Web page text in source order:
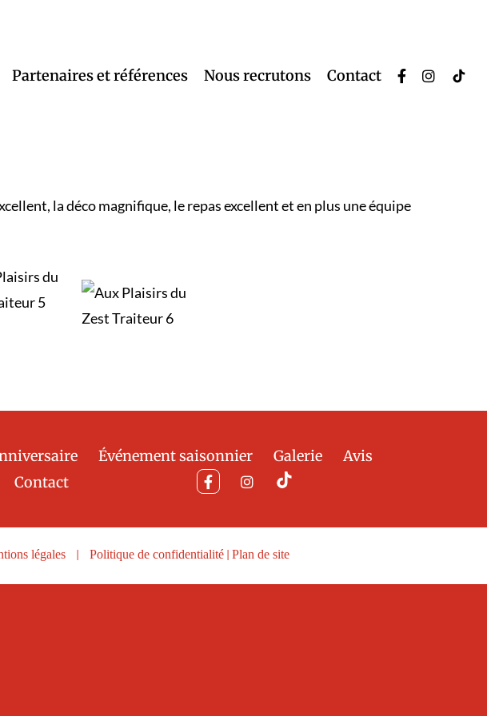
Partenaires et références Nous recrutons Contact
la déco magnifique, le repas excellent et en plus une équipe
Événement saisonnier Galerie
Avis
Contact
légales | Politique de confidentialité| Plan de site